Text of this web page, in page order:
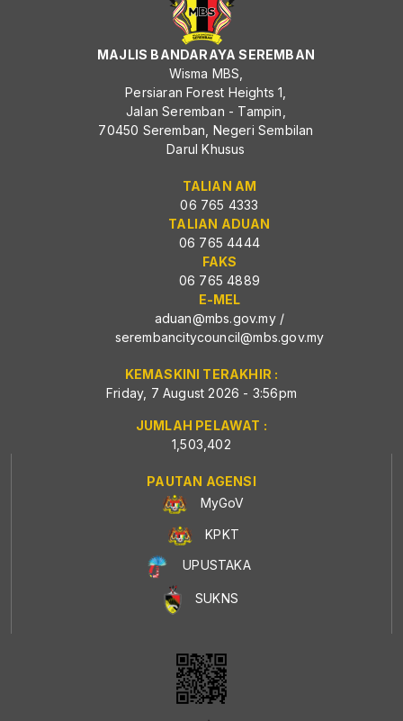
MAJLIS BANDARAYA SEREMBAN
Wisma MBS,
Persiaran Forest Heights 1,
Jalan Seremban - Tampin,
70450 Seremban, Negeri Sembilan
Darul Khusus
TALIAN AM
06 765 4333
TALIAN ADUAN
06 765 4444
FAKS
06 765 4889
E-MEL
aduan@mbs.gov.my/
serembancitycouncil@mbs.gov.my
KEMASKINI TERAKHIR :
Friday, 7 August 2026 - 3:56pm
JUMLAH PELAWAT :
1,503,402
PAUTAN AGENSI
MyGoV
KPKT
UPUSTAKA
SUKNS